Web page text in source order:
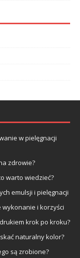
w pielęgnacji
zdrowie?
warto wiedzieć?
emulsji i pielęgnacji
i korzyści
krok po kroku?
naturalny kolor?
są zrobione?